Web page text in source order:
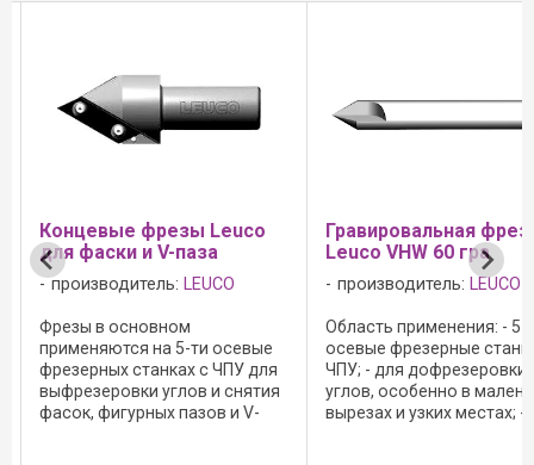
Концевые фрезы Leuco
для фаски и V-паза
производитель: LEUCO
Фрезы в основном
применяются на 5-ти осевые
фрезерных станках с ЧПУ для
выфрезеровки углов и снятия
фасок, фигурных пазов и V-
Гравировальная
Leuco VHW 60 гра
производитель: LEUCO
Область применения: - 5-
осевые фрезерные
ЧПУ; - для дофрезеровки
углов, особенно в
вырезах и узких местах; -